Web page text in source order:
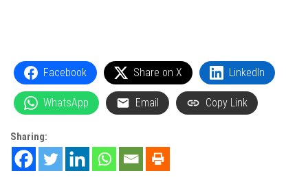
Facebook Share on X LinkedIn
WhatsApp Email Copy Link
Sharing: